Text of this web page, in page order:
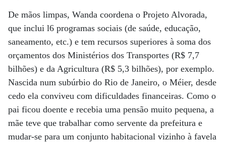
De mãos limpas, Wanda coordena o Projeto Alvorada,
que inclui l6 programas sociais (de saúde, educação,
saneamento, etc.) e tem recursos superiores à soma dos
orçamentos dos Ministérios dos Transportes (R$ 7,7
bilhões) e da Agricultura (R$ 5,3 bilhões), por exemplo.
Nascida num subúrbio do Rio de Janeiro, o Méier, desde
cedo ela conviveu com dificuldades financeiras. Como o
pai ficou doente e recebia uma pensão muito pequena, a
mãe teve que trabalhar como servente da prefeitura e
mudar-se para um conjunto habitacional vizinho à favela